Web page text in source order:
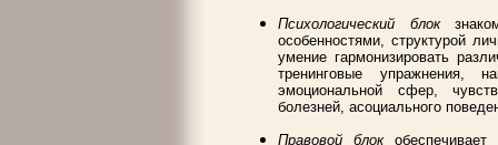
Психологический блок
особенностями, структурой
умение гармонизировать
тренинговые упражнения,
эмоциональной сфер,
болезней, асоциального
Правовой блокобеспечивает